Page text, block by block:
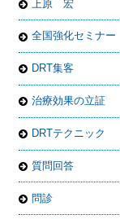
上原 宏
全国強化セミナー
DRT集客
治療効果の立証
DRTテクニック
質問回答
問診